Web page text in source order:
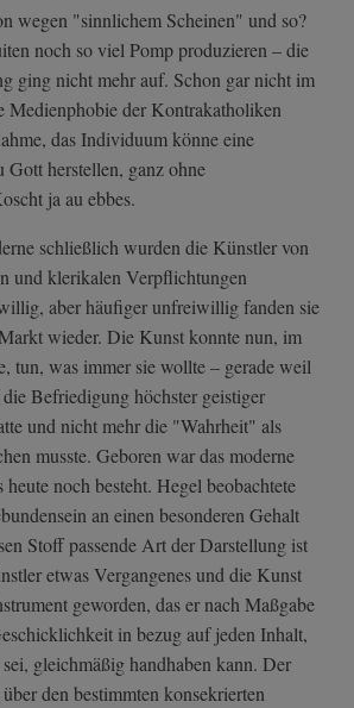
wegen "sinnlichem Scheinen" und so?
noch so viel Pomp produzieren – die
ging nicht mehr auf. Schon gar nicht im
Medienphobie der Kontrakatholiken
das Individuum könne eine
herstellen, ganz ohne
ja au ebbes.
schließlich wurden die Künstler von
und klerikalen Verpflichtungen
aber häufiger unfreiwillig fanden sie
wieder. Die Kunst konnte nun, im
tun, was immer sie wollte – gerade weil
Befriedigung höchster geistiger
und nicht mehr die "Wahrheit" als
musste. Geboren war das moderne
noch besteht. Hegel beobachtete
an einen besonderen Gehalt
Stoff passende Art der Darstellung ist
etwas Vergangenes und die Kunst
geworden, das er nach Maßgabe
in bezug auf jeden Inhalt,
gleichmäßig handhaben kann. Der
den bestimmten konsekrierten